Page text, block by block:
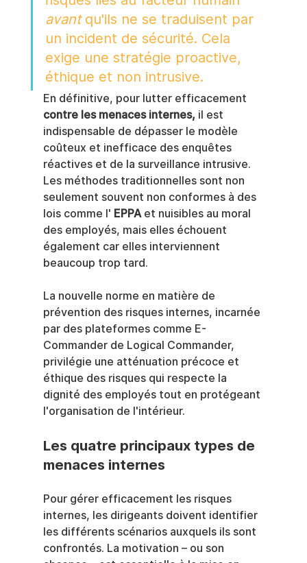
avant qu'ils ne se traduisent par
un incident de sécurité. Cela
exige une stratégie proactive,
éthique et non intrusive.
En définitive, pour lutter efficacement
contre les menaces internes, il est
indispensable de dépasser le modèle
coûteux et inefficace des enquêtes
réactives et de la surveillance intrusive.
Les méthodes traditionnelles sont non
seulement souvent non conformes à des
lois comme l' EPPA et nuisibles au moral
des employés, mais elles échouent
également car elles interviennent
beaucoup trop tard.
La nouvelle norme en matière de
prévention des risques internes, incarnée
par des plateformes comme E-
Commander de Logical Commander,
privilégie une atténuation précoce et
éthique des risques qui respecte la
dignité des employés tout en protégeant
l'organisation de l'intérieur.
Les quatre principaux types de
menaces internes
Pour gérer efficacement les risques
internes, les dirigeants doivent identifier
les différents scénarios auxquels ils sont
confrontés. La motivation – ou son